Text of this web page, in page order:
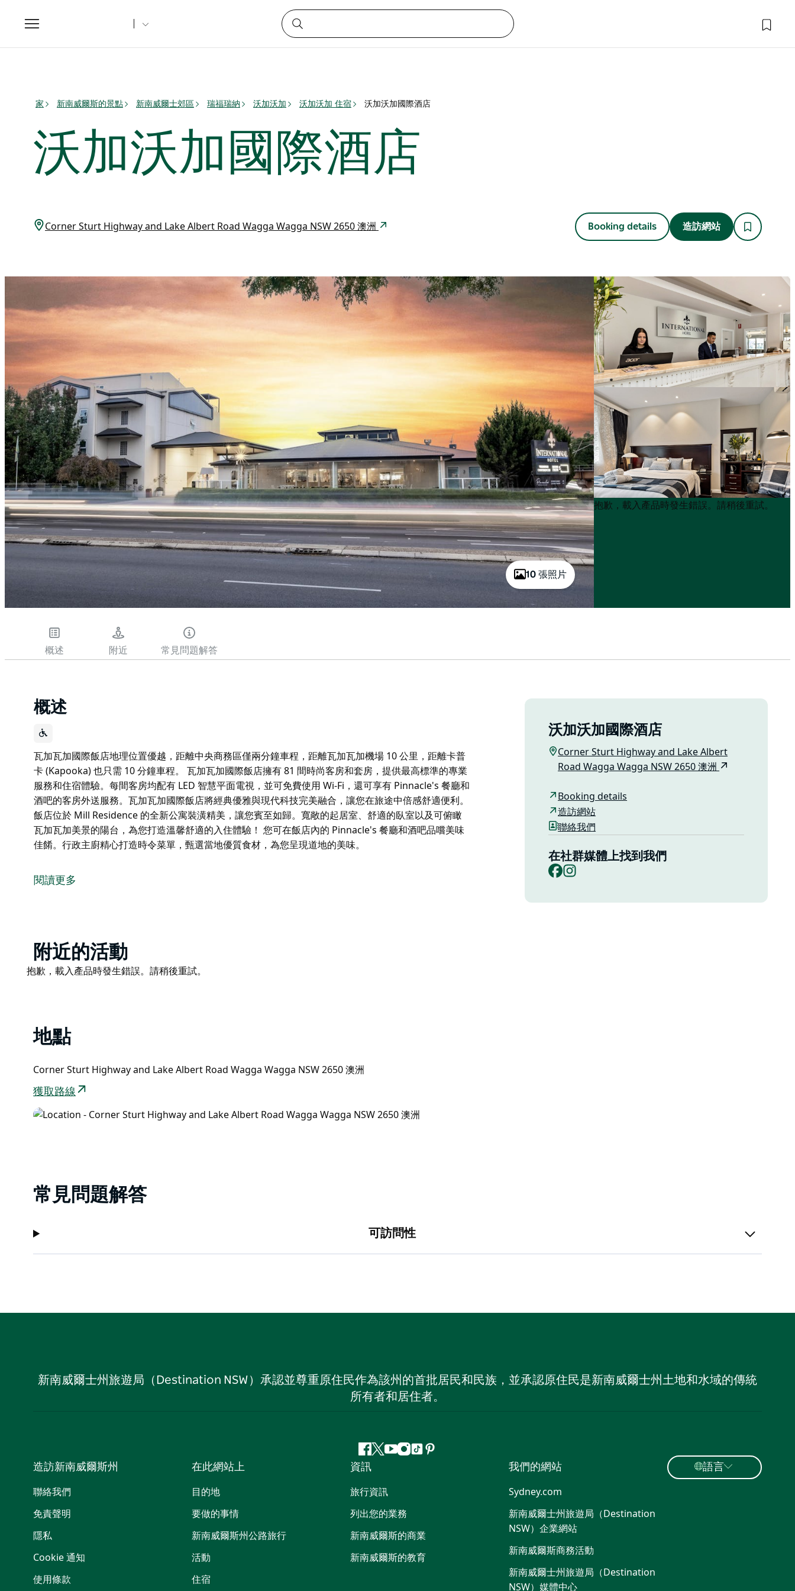
Toggle
navigation
家 新南威爾斯的景點 新南威爾士郊區 瑞福瑞納 沃加沃加 沃加沃加 住宿 沃加沃加國際酒店
沃加沃加國際酒店
Corner Sturt Highway and Lake Albert Road Wagga Wagga NSW 2650 澳洲 Booking details 造訪網站
10 張照片
Product
List
Product
List
抱歉，載入產品時發生錯誤。請稍後重試。
概述 附近 常見問題解答
概述
瓦加瓦加國際飯店地理位置優越，距離中央商務區僅兩分鐘車程，距離瓦加瓦加機場 10 公里，距離卡普
卡 (Kapooka) 也只需 10 分鐘車程。 瓦加瓦加國際飯店擁有 81 間時尚客房和套房，提供最高標準的專業
服務和住宿體驗。每間客房均配有 LED 智慧平面電視，並可免費使用 Wi-Fi，還可享有 Pinnacle's 餐廳和
酒吧的客房外送服務。瓦加瓦加國際飯店將經典優雅與現代科技完美融合，讓您在旅途中倍感舒適便利。
飯店位於 Mill Residence 的全新公寓裝潢精美，讓您賓至如歸。寬敞的起居室、舒適的臥室以及可俯瞰
瓦加瓦加美景的陽台，為您打造溫馨舒適的入住體驗！ 您可在飯店內的 Pinnacle's 餐廳和酒吧品嚐美味
佳餚。行政主廚精心打造時令菜單，甄選當地優質食材，為您呈現道地的美味。
卡 (Kapooka) 也只需 10 分鐘車程。
飯店位於 Mill Residence 的全新公寓裝潢精美，讓您賓至如歸。寬敞的起居室、舒適的臥室以及可俯瞰
瓦加瓦加美景的陽台，為您打造溫馨舒適的入住體驗！
閱讀更多
沃加沃加國際酒店
Corner Sturt Highway and Lake Albert
Road Wagga Wagga NSW 2650 澳洲
Booking details
造訪網站
聯絡我們
在社群媒體上找到我們
Facebook
Product
List
附近的活動
Product
抱歉，載入產品時發生錯誤。請稍後重試。
地點
Corner Sturt Highway and Lake Albert Road Wagga Wagga NSW 2650 澳洲
獲取路線
常見問題解答
可訪問性
新南威爾士州旅遊局（Destination NSW）承認並尊重原住民作為該州的首批居民和民族，並承認原住民是新南威爾士州土地和水域的傳統
所有者和居住者。
Facebook
嘰
喳
喳
Youtube
Instagram
抖 Pinterest
造訪新南威爾斯州
聯絡我們
免責聲明
隱私
Cookie 通知
使用條款
在此網站上
目的地
要做的事情
新南威爾斯州公路旅行
活動
住宿
資訊
旅行資訊
列出您的業務
新南威爾斯的商業
新南威爾斯的教育
我們的網站
Sydney.com
新南威爾士州旅遊局（Destination
NSW）企業網站​
新南威爾斯商務活動
新南威爾士州旅遊局（Destination
NSW）媒體中心
語言